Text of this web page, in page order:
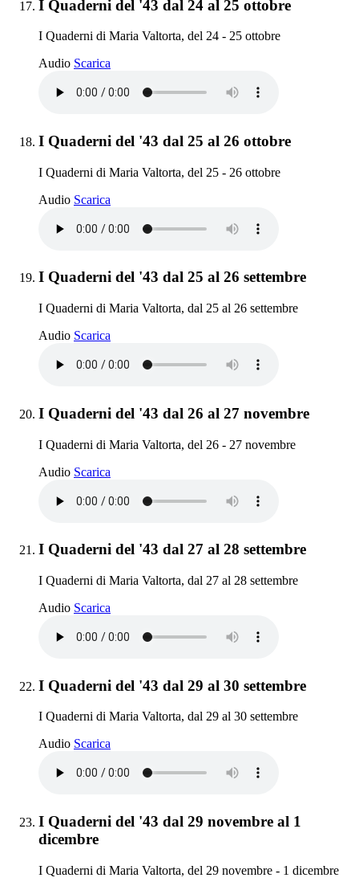
Elemento 17:
I Quaderni del '43 dal 24 al 25 ottobre
I Quaderni di Maria Valtorta, del 24 - 25 ottobre
Audio Scarica
Elemento 18:
I Quaderni del '43 dal 25 al 26 ottobre
I Quaderni di Maria Valtorta, del 25 - 26 ottobre
Audio Scarica
Elemento 19:
I Quaderni del '43 dal 25 al 26 settembre
I Quaderni di Maria Valtorta, dal 25 al 26 settembre
Audio Scarica
Elemento 20:
I Quaderni del '43 dal 26 al 27 novembre
I Quaderni di Maria Valtorta, del 26 - 27 novembre
Audio Scarica
Elemento 21:
I Quaderni del '43 dal 27 al 28 settembre
I Quaderni di Maria Valtorta, dal 27 al 28 settembre
Audio Scarica
Elemento 22:
I Quaderni del '43 dal 29 al 30 settembre
I Quaderni di Maria Valtorta, dal 29 al 30 settembre
Audio Scarica
Elemento 23:
I Quaderni del '43 dal 29 novembre al 1
dicembre
I Quaderni di Maria Valtorta, del 29 novembre - 1 dicembre